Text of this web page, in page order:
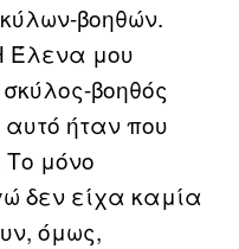
βοηθών.
Έλενα μου
βοηθός
ήταν που
Το μόνο
δεν είχα καμία
όμως,